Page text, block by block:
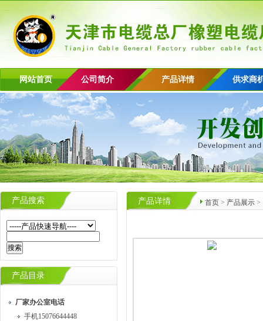
网站首页 公司简介 产品详情 供求商
产品搜索
产品目录
厂家办公室电话
手机15076644448
首页 > 产品展示 >
产品详情